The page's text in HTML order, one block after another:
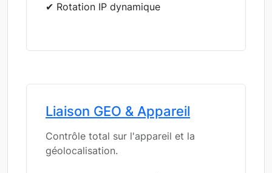
✔ Rotation IP dynamique
Liaison GEO & Appareil
Contrôle total sur l'appareil et la
géolocalisation.